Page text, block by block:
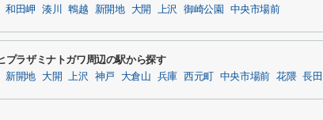
和田岬 湊川 鵯越 新開地 大開 上沢 御崎公園 中央市場前
プラザミナトガワ周辺の駅から探す
新開地 大開 上沢 神戸 大倉山 兵庫 西元町 中央市場前 花隈 長田